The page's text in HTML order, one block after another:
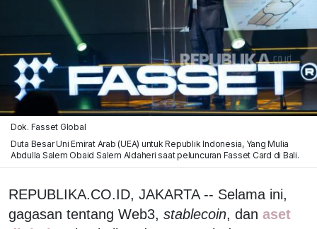
Dok. Fasset Global
Duta Besar Uni Emirat Arab (UEA) untuk Republik Indonesia, Yang Mulia
Abdulla Salem Obaid Salem Aldaheri saat peluncuran Fasset Card di Bali.
REPUBLIKA.CO.ID, JAKARTA -- Selama ini,
gagasan tentang Web3, stablecoin, dan aset